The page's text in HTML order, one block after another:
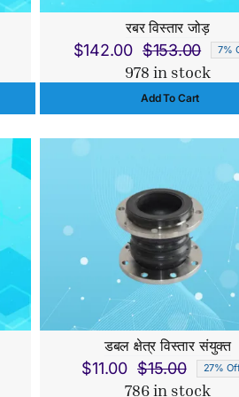
रबर विस्तार जोड़
$153.00
price
$142.00
price
7%
978 in stock
Add To Cart
डबल क्षेत्र विस्तार संयुक्त
$15.00
$11.00 27%
786 in stock